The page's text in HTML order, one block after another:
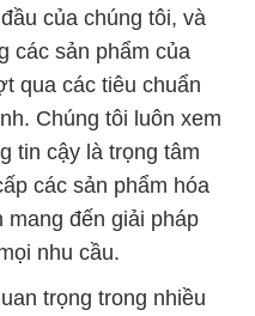
của chúng tôi, và
các sản phẩm của
qua các tiêu chuẩn
Chúng tôi luôn xem
tin cậy là trọng tâm
các sản phẩm hóa
mang đến giải pháp
nhu cầu.
trọng trong nhiều